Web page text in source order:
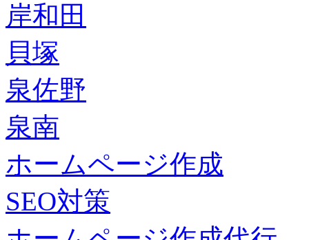
岸和田
貝塚
泉佐野
泉南
ホームページ作成
SEO対策